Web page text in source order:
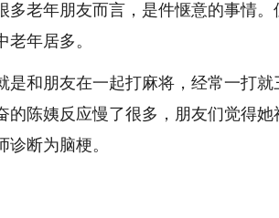
老年朋友而言，是件惬意的事情。
年居多。
和朋友在一起打麻将，经常一打就
的陈姨反应慢了很多，朋友们觉得她
断为脑梗。